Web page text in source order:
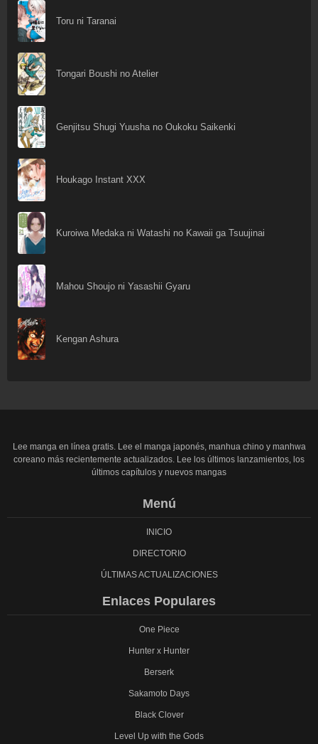
Toru ni Taranai
Tongari Boushi no Atelier
Genjitsu Shugi Yuusha no Oukoku Saikenki
Houkago Instant XXX
Kuroiwa Medaka ni Watashi no Kawaii ga Tsuujinai
Mahou Shoujo ni Yasashii Gyaru
Kengan Ashura
Lee manga en línea gratis. Lee el manga japonés, manhua chino y manhwa
coreano más recientemente actualizados. Lee los últimos lanzamientos, los
últimos capítulos y nuevos mangas
Menú
INICIO
DIRECTORIO
ÚLTIMAS ACTUALIZACIONES
Enlaces Populares
One Piece
Hunter x Hunter
Berserk
Sakamoto Days
Black Clover
Level Up with the Gods